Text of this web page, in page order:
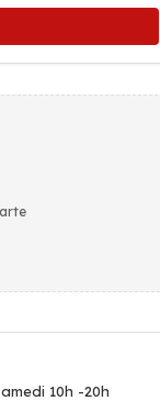
10h -20h